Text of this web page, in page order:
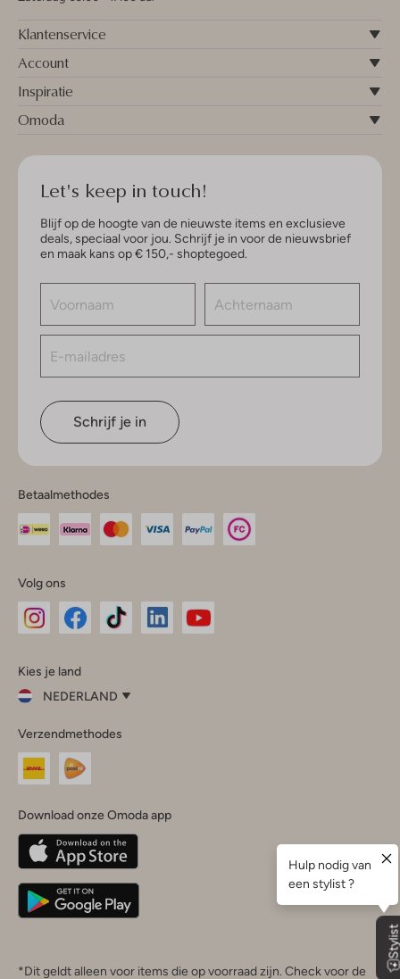
Klantenservice
Account
Inspiratie
Omoda
Let's keep in touch!
Blijf op de hoogte van de nieuwste items en exclusieve
deals, speciaal voor jou. Schrijf je in voor de nieuwsbrief
en maak kans op € 150,- shoptegoed.
Schrijf je in
Betaalmethodes
Volg ons
InstagramFacebook
Kies je land
NEDERLAND
je
land
Nederland
Belgique(Français)
Deutschland
Verzendmethodes
Download onze Omoda app
*Dit geldt alleen voor items die op voorraad zijn. Check voor de